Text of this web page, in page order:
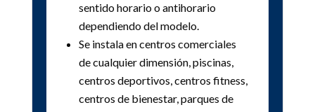
sentido horario o antihorario
dependiendo del modelo.
Se instala en centros comerciales
de cualquier dimensión, piscinas,
centros deportivos, centros fitness,
centros de bienestar, parques de